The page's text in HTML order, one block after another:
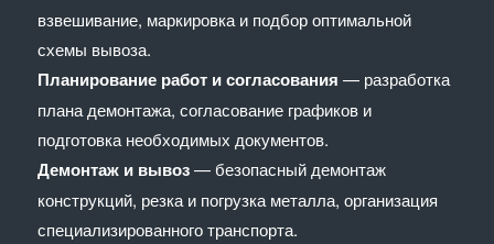
взвешивание, маркировка и подбор оптимальной
схемы вывоза.
Планирование работ и согласования — разработка
плана демонтажа, согласование графиков и
подготовка необходимых документов.
Демонтаж и вывоз— безопасный демонтаж
конструкций, резка и погрузка металла, организация
специализированного транспорта.